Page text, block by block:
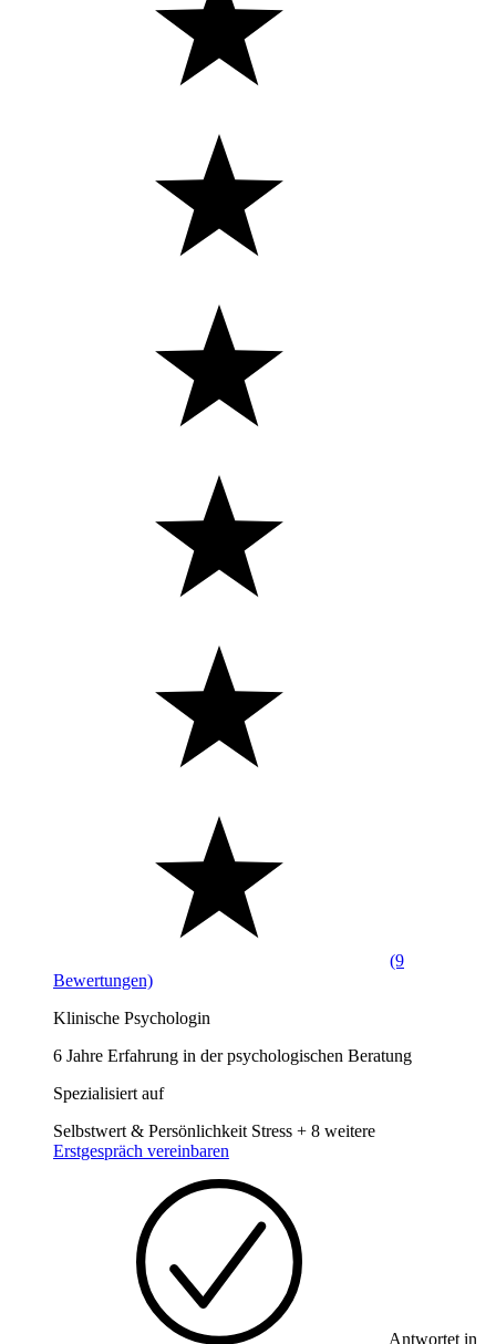
(9
Bewertungen)
Klinische Psychologin
6 Jahre Erfahrung in der psychologischen Beratung
Spezialisiert auf
Selbstwert & Persönlichkeit Stress + 8 weitere
Erstgespräch vereinbaren
Antwortet in